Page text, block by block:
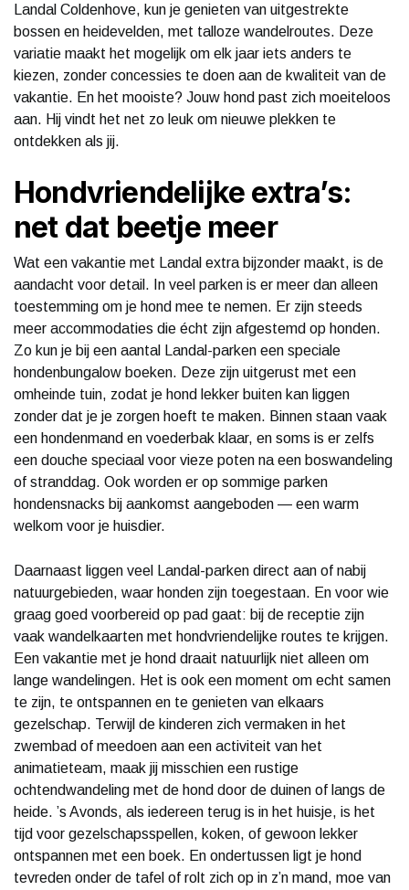
Landal Coldenhove, kun je genieten van uitgestrekte
bossen en heidevelden, met talloze wandelroutes. Deze
variatie maakt het mogelijk om elk jaar iets anders te
kiezen, zonder concessies te doen aan de kwaliteit van de
vakantie. En het mooiste? Jouw hond past zich moeiteloos
aan. Hij vindt het net zo leuk om nieuwe plekken te
ontdekken als jij.
Hondvriendelijke extra’s:
net dat beetje meer
Wat een vakantie met Landal extra bijzonder maakt, is de
aandacht voor detail. In veel parken is er meer dan alleen
toestemming om je hond mee te nemen. Er zijn steeds
meer accommodaties die écht zijn afgestemd op honden.
Zo kun je bij een aantal Landal-parken een speciale
hondenbungalow boeken. Deze zijn uitgerust met een
omheinde tuin, zodat je hond lekker buiten kan liggen
zonder dat je je zorgen hoeft te maken. Binnen staan vaak
een hondenmand en voederbak klaar, en soms is er zelfs
een douche speciaal voor vieze poten na een boswandeling
of stranddag. Ook worden er op sommige parken
hondensnacks bij aankomst aangeboden — een warm
welkom voor je huisdier.
Daarnaast liggen veel Landal-parken direct aan of nabij
natuurgebieden, waar honden zijn toegestaan. En voor wie
graag goed voorbereid op pad gaat: bij de receptie zijn
vaak wandelkaarten met hondvriendelijke routes te krijgen.
Een vakantie met je hond draait natuurlijk niet alleen om
lange wandelingen. Het is ook een moment om echt samen
te zijn, te ontspannen en te genieten van elkaars
gezelschap. Terwijl de kinderen zich vermaken in het
zwembad of meedoen aan een activiteit van het
animatieteam, maak jij misschien een rustige
ochtendwandeling met de hond door de duinen of langs de
heide. ’s Avonds, als iedereen terug is in het huisje, is het
tijd voor gezelschapsspellen, koken, of gewoon lekker
ontspannen met een boek. En ondertussen ligt je hond
tevreden onder de tafel of rolt zich op in z’n mand, moe van